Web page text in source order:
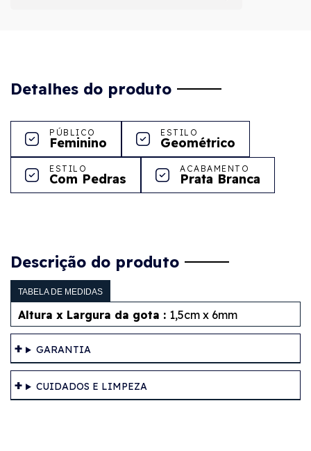
Detalhes do produto
PÚBLICO
Feminino
ESTILO
Geométrico
ESTILO
Com Pedras
ACABAMENTO
Prata Branca
Descrição do produto
TABELA DE MEDIDAS
Altura x Largura da gota : 1,5cm x 6mm
GARANTIA
CUIDADOS E LIMPEZA